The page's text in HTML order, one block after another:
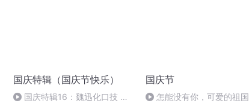
国庆特辑（国庆节快乐）
国庆特辑16：魏迅化口技 二
国庆节
怎能没有你，可爱的祖国